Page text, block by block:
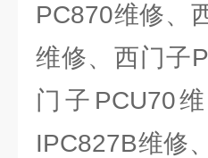
PC870维修、
维修、西门子
门子PCU70
IPC827B维修